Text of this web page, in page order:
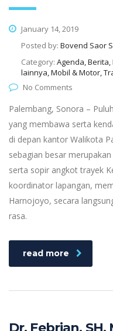
January 14, 2019
Posted by: Bovend Saor
Category: Agenda, Berita,
lainnya, Mobil & Motor,
No Comments
Palembang, Sonora –
yang membawa serta
di depan kantor Walikota
sebagian besar
serta sopir angkot trayek
koordinator lapangan,
Harnojoyo, secara
rasa.
read more
Dr. Febrian, SH,